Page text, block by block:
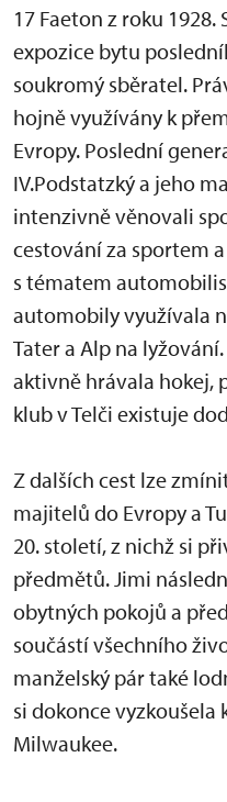
17 Faeton z roku
expozice bytu
soukromý sběratel.
hojně využívány k
Evropy. Poslední
IV.Podstatzký a jeho
intenzivně věnovali
cestování za sportem
s tématem
automobily využívala
Tater a Alp na
aktivně hrávala hokej,
klub v Telči existuje
Z dalších cest lze
majitelů do Evropy a
20. století, z nichž si
předmětů. Jimi
obytných pokojů a
součástí všechního
manželský pár také
si dokonce
Milwaukee.